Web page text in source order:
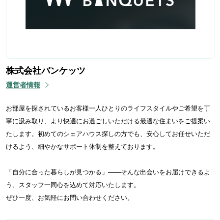
株式会社バンケッツ
運営者情報
お部屋を探されているお客様一人ひとりのライフスタイルやご希望を丁
寧に汲み取り、より快適にお過ごしいただける最適な住まいをご提案い
たします。初めてのシェアハウス探しの方でも、安心してお任せいただ
けるよう、細やかなサポート体制を整えております。
「自分に合った暮らしが見つかる」——そんな出会いをお届けできるよ
う、スタッフ一同心を込めて対応いたします。
ぜひ一度、お気軽にお問い合わせください。